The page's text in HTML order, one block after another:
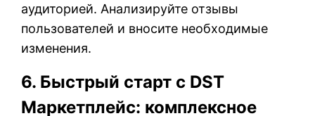
аудиторией. Анализируйте отзывы
пользователей и вносите необходимые
изменения.
6. Быстрый старт с DST
Маркетплейс: комплексное